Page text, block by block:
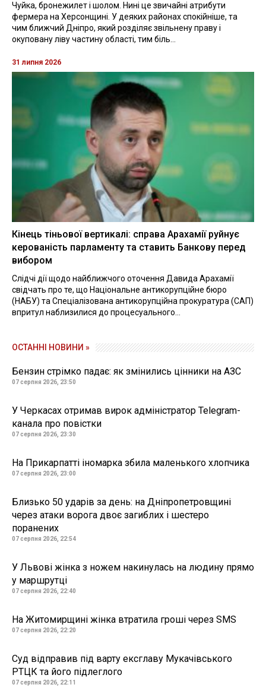
Чуйка, бронежилет і шолом. Нині це звичайні атрибути
фермера на Херсонщині. У деяких районах спокійніше, та
чим ближчий Дніпро, який розділяє звільнену праву і
окуповану ліву частину області, тим біль...
31 липня 2026
Кінець тіньової вертикалі: справа Арахамії руйнує
керованість парламенту та ставить Банкову перед
вибором
Слідчі дії щодо найближчого оточення Давида Арахамії
свідчать про те, що Національне антикорупційне бюро
(НАБУ) та Спеціалізована антикорупційна прокуратура (САП)
впритул наблизилися до процесуального...
ОСТАННІ НОВИНИ »
Бензин стрімко падає: як змінились цінники на АЗС
07 серпня 2026, 23:50
У Черкасах отримав вирок адміністратор Telegram-
канала про повістки
07 серпня 2026, 23:30
На Прикарпатті іномарка збила маленького хлопчика
07 серпня 2026, 23:00
Близько 50 ударів за день: на Дніпропетровщині
через атаки ворога двоє загиблих і шестеро
поранених
07 серпня 2026, 22:54
У Львові жінка з ножем накинулась на людину прямо
у маршрутці
07 серпня 2026, 22:40
На Житомирщині жінка втратила гроші через SMS
07 серпня 2026, 22:20
Суд відправив під варту ексглаву Мукачівського
РТЦК та його підлеглого
07 серпня 2026, 22:11